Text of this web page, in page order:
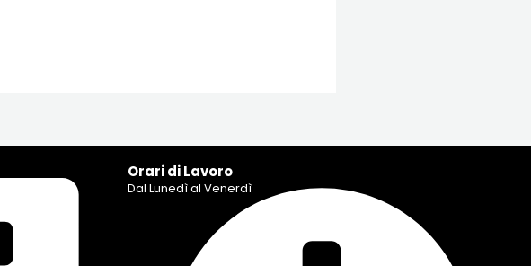
Orari di Lavoro
Dal Lunedì al Venerdì